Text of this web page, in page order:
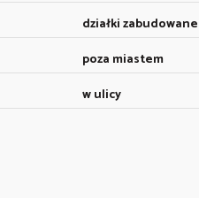
działki zabudowane
poza miastem
w ulicy